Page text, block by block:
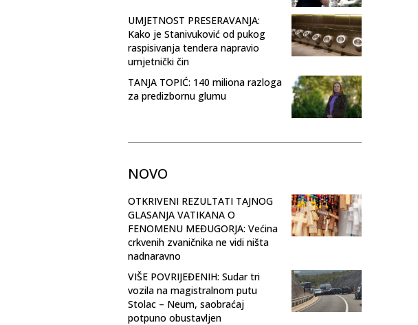
UMJETNOST PRESERAVANJA:
Kako je Stanivuković od pukog
raspisivanja tendera napravio
umjetnički čin
TANJA TOPIĆ: 140 miliona razloga
za predizbornu glumu
NOVO
OTKRIVENI REZULTATI TAJNOG
GLASANJA VATIKANA O
FENOMENU MEĐUGORJA: Većina
crkvenih zvaničnika ne vidi ništa
nadnaravno
VIŠE POVRIJEĐENIH: Sudar tri
vozila na magistralnom putu
Stolac – Neum, saobraćaj
potpuno obustavljen